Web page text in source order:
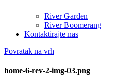
River Garden
River Boomerang
Kontaktirajte nas
Povratak na vrh
home-6-rev-2-img-03.png